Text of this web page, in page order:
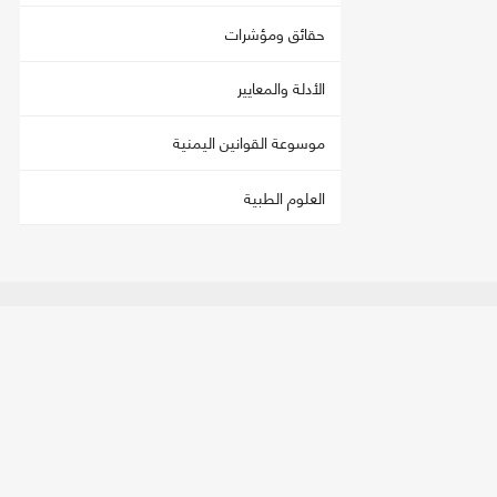
حقائق ومؤشرات
الأدلة والمعايير
موسوعة القوانين اليمنية
العلوم الطبية